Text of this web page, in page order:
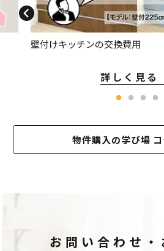
壁付けキッチンの交換費用
詳しく見る
物件購入の学び場
お問い合わせ・